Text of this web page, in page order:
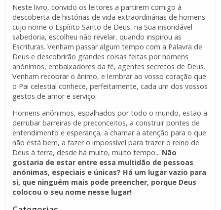
Neste livro, convido os leitores a partirem comigo à
descoberta de histórias de vida extraordinárias de homens
cujo nome o Espírito Santo de Deus, na Sua insondável
sabedoria, escolheu não revelar, quando inspirou as
Escrituras. Venham passar algum tempo com a Palavra de
Deus e descobrirão grandes coisas feitas por homens
anónimos, embaixadores da fé, agentes secretos de Deus.
Venham recobrar o ânimo, e lembrar ao vosso coração que
o Pai celestial conhece, perfeitamente, cada um dos vossos
gestos de amor e serviço.
Homens anónimos, espalhados por todo o mundo, estão a
derrubar barreiras de preconceitos, a construir pontes de
entendimento e esperança, a chamar a atenção para o que
não está bem, a fazer o impossível para trazer o reino de
Deus à terra, desde há muito, muito tempo... Não
gostaria de estar entre essa multidão de pessoas
anónimas, especiais e únicas? Há um lugar vazio para
si, que ninguém mais pode preencher, porque Deus
colocou o seu nome nesse lugar!